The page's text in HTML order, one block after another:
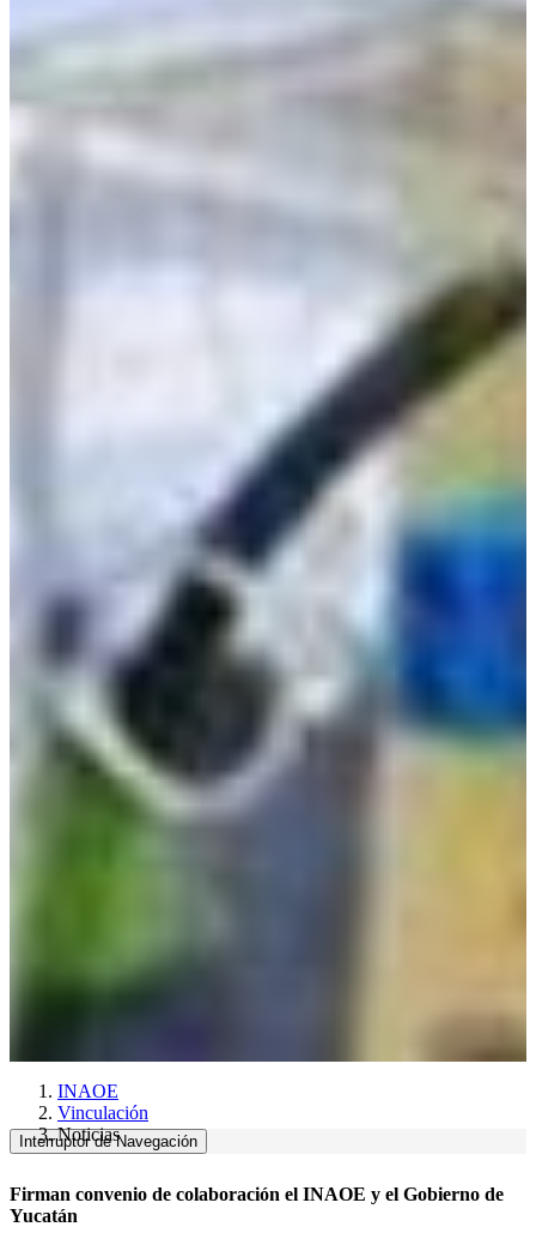
INAOE
Vinculación
Noticias
Interruptor de Navegación
Firman convenio de colaboración el INAOE y el Gobierno de
Yucatán